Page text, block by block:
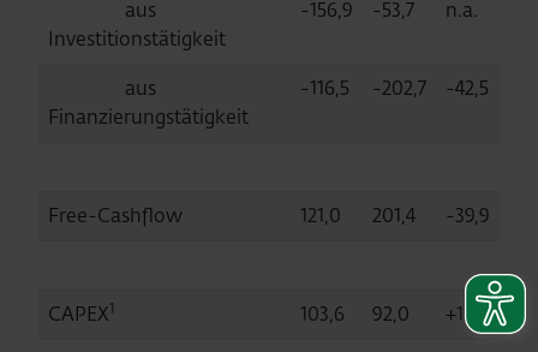
aus
Investitionstätigkeit
-156,9 -53,7 n.a.
aus
Finanzierungstätigkeit
-116,5 -202,7 -42,5
Free-Cashflow 121,0 201,4 -39,9
CAPEX1 103,6 92,0 +12,6